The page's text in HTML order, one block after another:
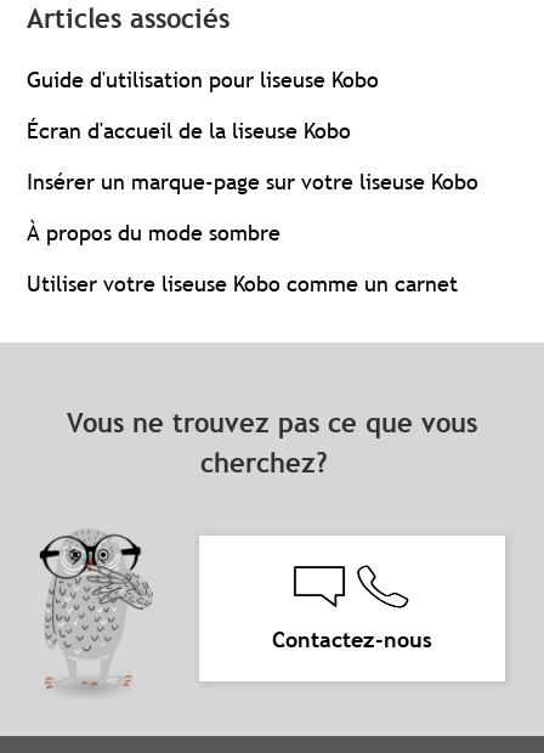
Articles associés
Guide d'utilisation pour liseuse Kobo
Écran d'accueil de la liseuse Kobo
Insérer un marque-page sur votre liseuse Kobo
À propos du mode sombre
Utiliser votre liseuse Kobo comme un carnet
Vous ne trouvez pas ce que vous
cherchez?
Contactez-nous